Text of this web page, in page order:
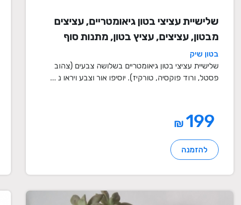
שלישיית עציצי בטון גיאומטריים, עציצים
מבטון, עציצים, עציץ בטון, מתנות סוף
שנה, מתנה לבית, מתנה ליום הולדת,
עיצוב הבית, מתנות סוף שנה למורים
בטון שיק
שלישיית עציצי בטון גיאומטריים בשלושה צבעים (צהוב
פסטל, ורוד פוקסיה, טורקיז). יוסיפו אור וצבע ויראו נ ...
₪
להזמנה